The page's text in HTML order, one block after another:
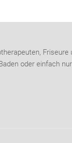
oder einfach